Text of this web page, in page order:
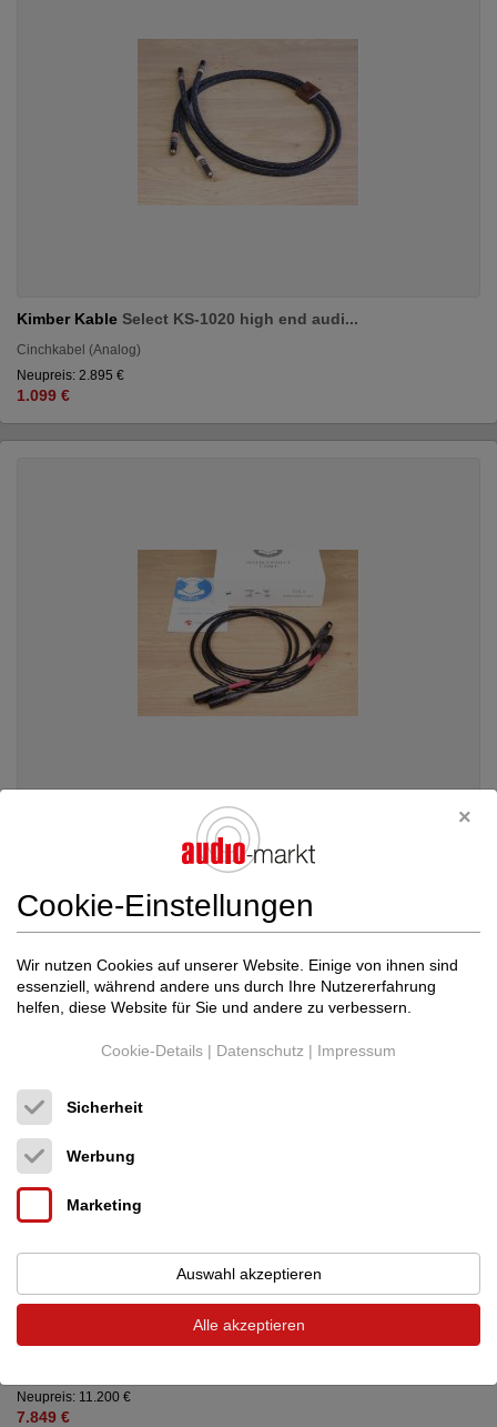
Kimber Kable Select KS-1020 high end audi...
Cinchkabel (Analog)
Neupreis: 2.895 €
1.099 €
Norse Tyr 2 high end audio interc...
2.499 €
Stealth Audio Cables
Neupreis: 11.200 €
7.849 €
Cookie-Einstellungen
Wir nutzen Cookies auf unserer Website. Einige von ihnen sind
essenziell, während andere uns durch Ihre Nutzererfahrung
helfen, diese Website für Sie und andere zu verbessern.
Cookie-Details | Datenschutz | Impressum
Sicherheit
Werbung
Marketing
Auswahl akzeptieren
Alle akzeptieren